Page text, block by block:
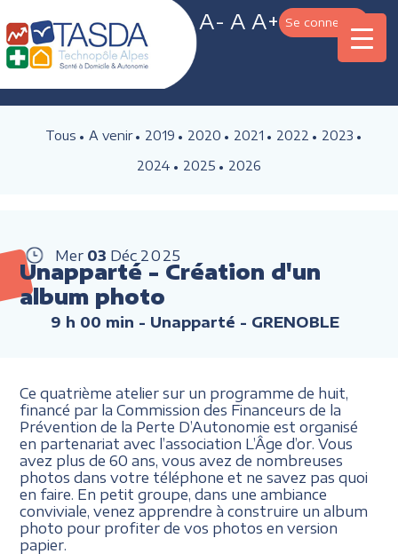
A- A A+ Se connecter
Tous A venir 2019 2020 2021 2022
2023
2024
2025 2026
Mer 03 Déc 2025
Unapparté - Création d'un
album photo
9 h 00 min - Unapparté - GRENOBLE
Ce quatrième atelier sur un programme de huit,
financé par la Commission des Financeurs de la
Prévention de la Perte D’Autonomie est organisé
en partenariat avec l’association L’Âge d’or. Vous
avez plus de 60 ans, vous avez de nombreuses
photos dans votre téléphone et ne savez pas quoi
en faire. En petit groupe, dans une ambiance
conviviale, venez apprendre à construire un album
photo pour profiter de vos photos en version
papier.